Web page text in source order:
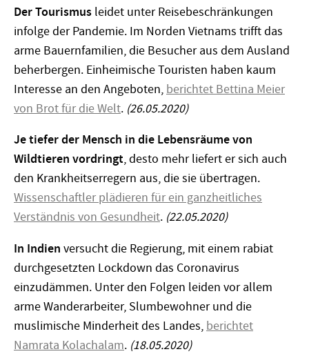
Der Tourismus leidet unter Reisebeschränkungen
infolge der Pandemie. Im Norden Vietnams trifft das
arme Bauernfamilien, die Besucher aus dem Ausland
beherbergen. Einheimische Touristen haben kaum
Interesse an den Angeboten, berichtet Bettina Meier
von Brot für die Welt. (26.05.2020)
Je tiefer der Mensch in die Lebensräume von
Wildtieren vordringt, desto mehr liefert er sich auch
den Krankheitserregern aus, die sie übertragen.
Wissenschaftler plädieren für ein ganzheitliches
Verständnis von Gesundheit. (22.05.2020)
In Indien versucht die Regierung, mit einem rabiat
durchgesetzten Lockdown das Coronavirus
einzudämmen. Unter den Folgen leiden vor allem
arme Wanderarbeiter, Slumbewohner und die
muslimische Minderheit des Landes, berichtet
Namrata Kolachalam. (18.05.2020)